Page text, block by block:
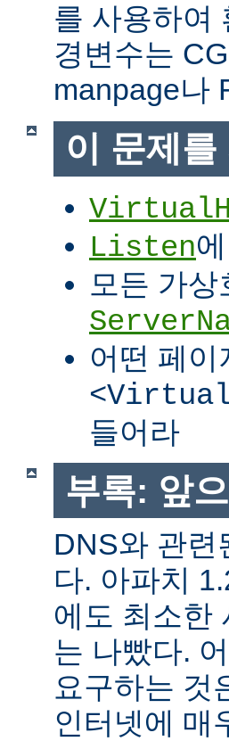
를 사용하여
경변수는
manpage나
이 문제
Listen
모든 가
어떤 페
들어라
부록: 앞
DNS와 관련
다. 아파치
에도 최소한
는 나빴다.
요구하는 것
인터넷에 매